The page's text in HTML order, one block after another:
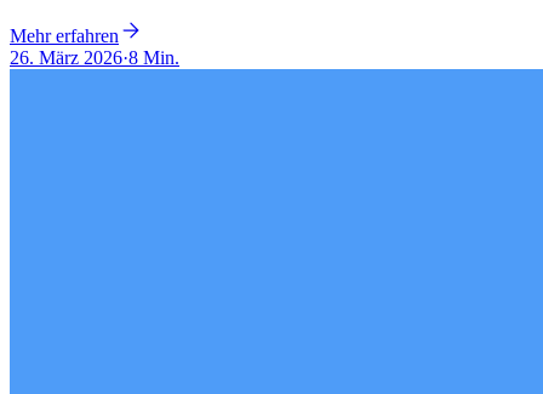
Mehr erfahren
26. März 2026·8 Min.